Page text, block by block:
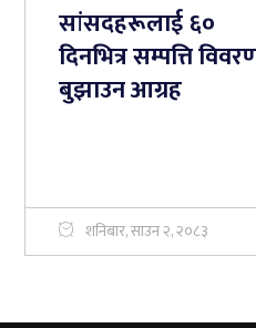
सांसदहरूलाई ६०
दिनभित्र सम्पत्ति
बुझाउन आग्रह
शनिबार, साउन २, २०८३